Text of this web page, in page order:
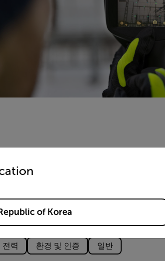
전력 환경 및 인증 일반
to access the appropriate version of
Republic of Korea